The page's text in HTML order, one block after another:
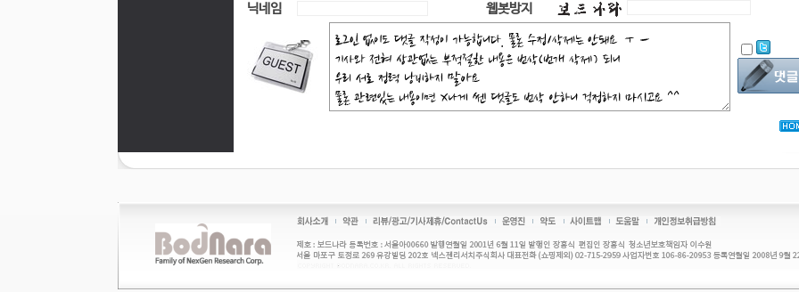
닉네임 웹봇방지